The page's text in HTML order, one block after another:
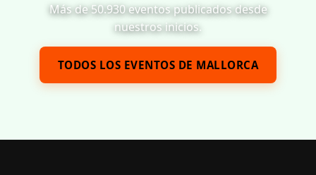
Más de 50.930 eventos publicados desde
nuestros inicios.
TODOS LOS EVENTOS DE MALLORCA